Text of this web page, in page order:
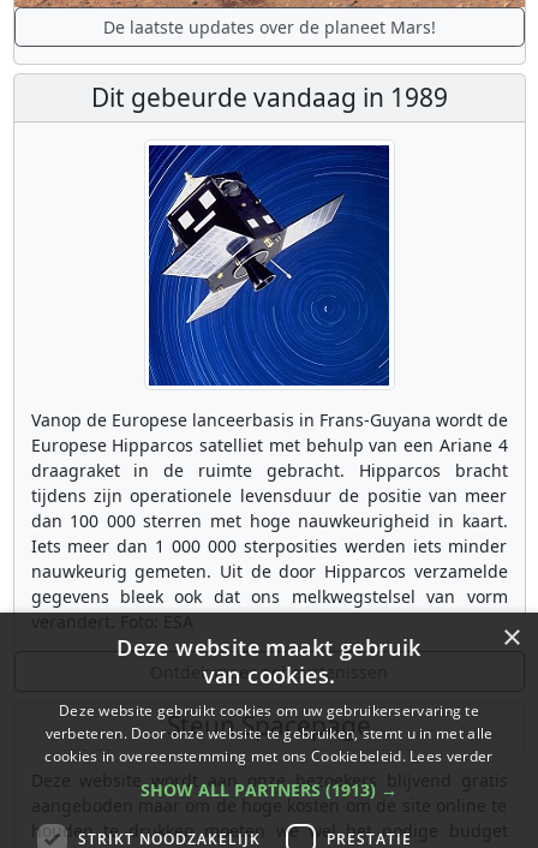
De laatste updates over de planeet Mars!
Dit gebeurde vandaag in 1989
Vanop de Europese lanceerbasis in Frans-Guyana wordt de
Europese Hipparcos satelliet met behulp van een Ariane 4
draagraket in de ruimte gebracht. Hipparcos bracht
tijdens zijn operationele levensduur de positie van meer
dan 100 000 sterren met hoge nauwkeurigheid in kaart.
Iets meer dan 1 000 000 sterposities werden iets minder
nauwkeurig gemeten. Uit de door Hipparcos verzamelde
gegevens bleek ook dat ons melkwegstelsel van vorm
Ontdek meer gebeurtenissen
Steun Spacepage
Deze website wordt aan onze bezoekers blijvend gratis
aangeboden maar om de hoge kosten om de site online te
houden te drukken moeten we wel het nodige budget
×
Deze website maakt gebruik
van cookies.
Deze website gebruikt cookies om uw gebruikerservaring te
verbeteren. Door onze website te gebruiken, stemt u in met alle
cookies in overeenstemming met ons Cookiebeleid. Lees verder
SHOW ALL PARTNERS (1913) →
STRIKT NOODZAKELIJK PRESTATIE